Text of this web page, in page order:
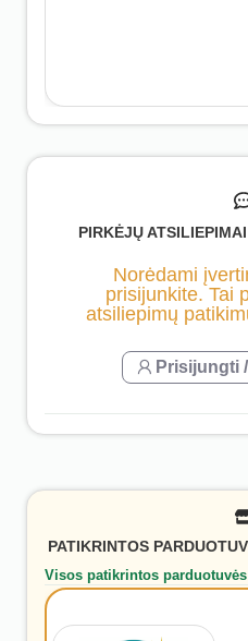
PIRKĖJŲ
Norėdami
prisijunkite. Tai
atsiliepimų
Prisijungti
PATIKRINTOS
Visos patikrintos